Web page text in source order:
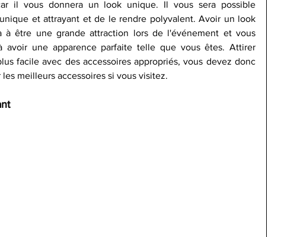
il vous donnera un look unique. Il vous sera possible
et attrayant et de le rendre polyvalent. Avoir un look
à être une grande attraction lors de l'événement et vous
avoir une apparence parfaite telle que vous êtes. Attirer
facile avec des accessoires appropriés, vous devez donc
meilleurs accessoires si vous visitez.